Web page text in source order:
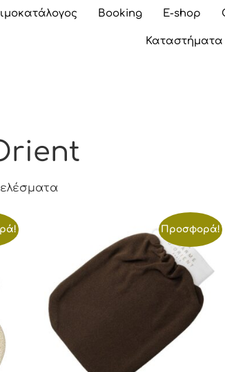
Booking E-shop
Καταστήματα
Προσφορά!